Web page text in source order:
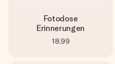
Fotodose
Erinnerungen
18,99